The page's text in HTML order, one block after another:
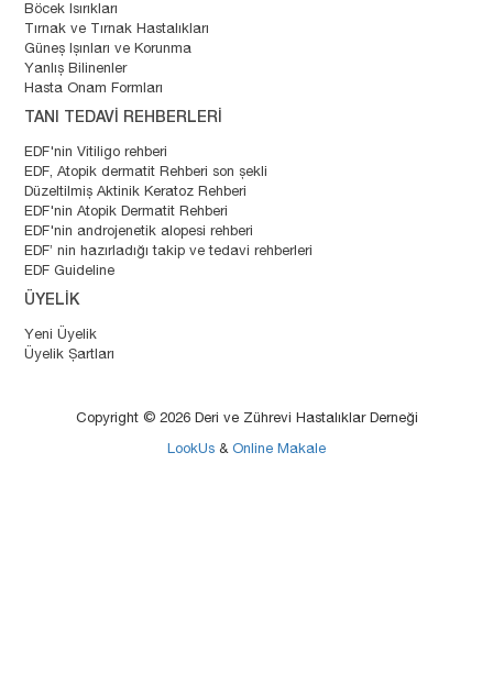
Böcek Isırıkları
Tırnak ve Tırnak Hastalıkları
Güneş Işınları ve Korunma
Yanlış Bilinenler
Hasta Onam Formları
TANI TEDAVİ REHBERLERİ
EDF'nin Vitiligo rehberi
EDF, Atopik dermatit Rehberi son şekli
Düzeltilmiş Aktinik Keratoz Rehberi
EDF'nin Atopik Dermatit Rehberi
EDF'nin androjenetik alopesi rehberi
EDF’ nin hazırladığı takip ve tedavi rehberleri
EDF Guideline
ÜYELİK
Yeni Üyelik
Üyelik Şartları
Copyright © 2026Deri ve Zührevi Hastalıklar Derneği
LookUs& Online Makale